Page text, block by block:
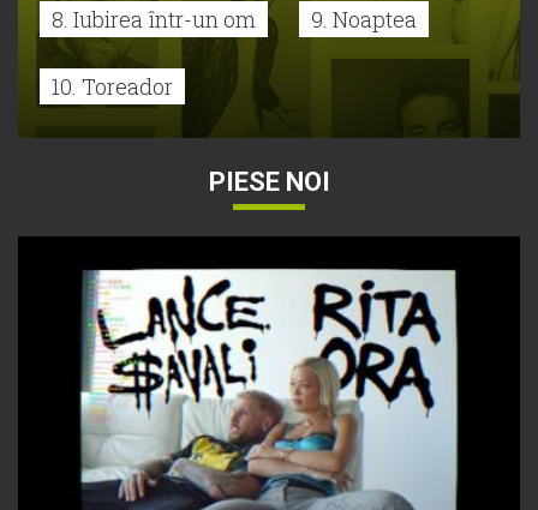
8. Iubirea într-un om 9. Noaptea
10. Toreador
PIESE NOI